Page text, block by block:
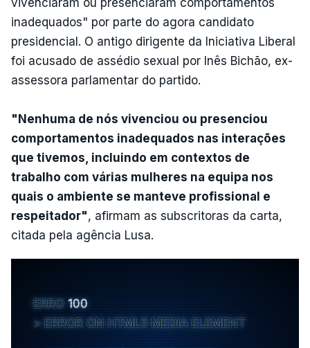
inadequados" por parte do agora candidato
presidencial. O antigo dirigente da Iniciativa Liberal
foi acusado de assédio sexual por Inês Bichão, ex-
assessora parlamentar do partido.
"Nenhuma de nós vivenciou ou presenciou
comportamentos inadequados nas interações
que tivemos, incluindo em contextos de
trabalho com várias mulheres na equipa nos
quais o ambiente se manteve profissional e
respeitador", afirmam as subscritoras da carta,
citada pela agência Lusa.
ERRO 100
ERROR ON HTML5 MEDIA ELEMENT